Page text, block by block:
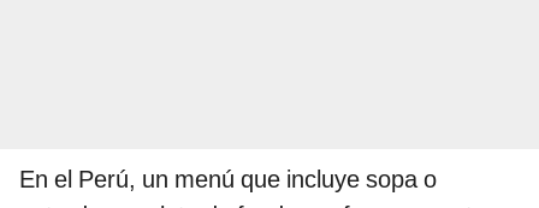
En el Perú, un menú que incluye sopa o